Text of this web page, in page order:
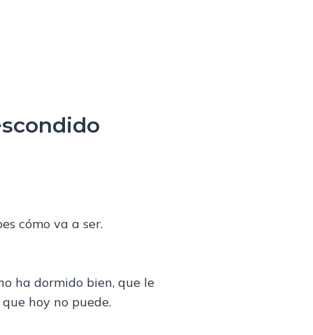
cómo va a ser.
ha dormido bien, que le
hoy no puede.